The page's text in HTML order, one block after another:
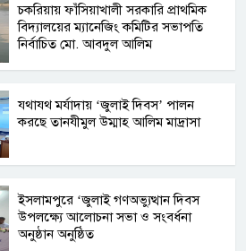
চকরিয়ায় ফাঁসিয়াখালী সরকারি প্রাথমিক
বিদ্যালয়ের ম্যানেজিং কমিটির সভাপতি
নির্বাচিত মো. আবদুল আলিম
যথাযথ মর্যাদায় ‘জুলাই দিবস’ পালন
করছে তানযীমুল উম্মাহ আলিম মাদ্রাসা
ইসলামপুরে ‘জুলাই গণঅভ্যুত্থান দিবস
উপলক্ষ্যে আলোচনা সভা ও সংবর্ধনা
অনুষ্ঠান অনুষ্ঠিত